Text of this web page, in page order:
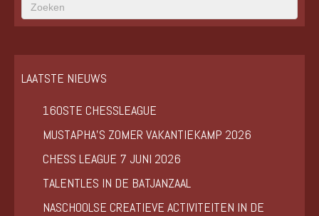
LAATSTE NIEUWS
160STE CHESSLEAGUE
MUSTAPHA’S ZOMER VAKANTIEKAMP 2026
CHESS LEAGUE 7 JUNI 2026
TALENTLES IN DE BATJANZAAL
NASCHOOLSE CREATIEVE ACTIVITEITEN IN DE